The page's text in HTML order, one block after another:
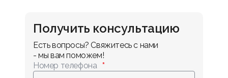
Получить консультацию
Есть вопросы? Свяжитесь с нами
- мы вам поможем!
Номер телефона